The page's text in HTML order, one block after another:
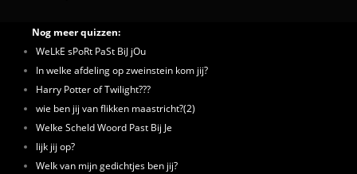
Nog meer quizzen:
WeLkE sPoRt PaSt BiJ jOu
In welke afdeling op zweinstein kom jij?
Harry Potter of Twilight???
wie ben jij van flikken maastricht?(2)
Welke Scheld Woord Past Bij Je
lijk jij op?
Welk van mijn gedichtjes ben jij?